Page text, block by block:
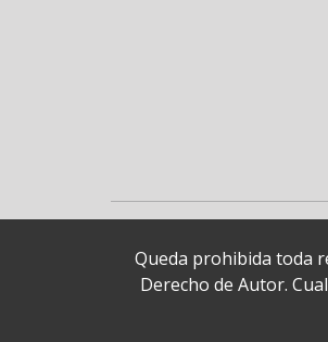
Queda prohibida toda
Derecho de Autor.